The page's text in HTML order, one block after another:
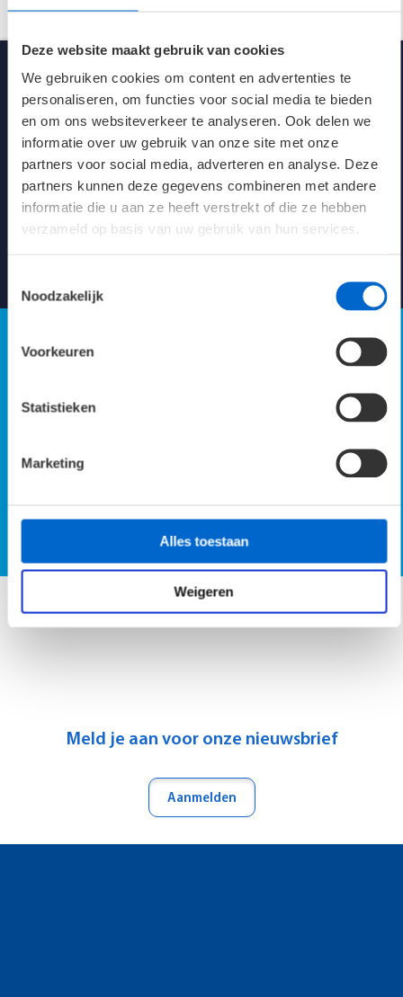
Deze website maakt gebruik van cookies
We gebruiken cookies om content en advertenties te
personaliseren, om functies voor social media te bieden
en om ons websiteverkeer te analyseren. Ook delen we
informatie over uw gebruik van onze site met onze
partners voor social media, adverteren en analyse. Deze
partners kunnen deze gegevens combineren met andere
informatie die u aan ze heeft verstrekt of die ze hebben
verzameld op basis van uw gebruik van hun services.
Noodzakelijk
Voorkeuren
Statistieken
Marketing
Alles toestaan
Weigeren
1500 x 102 x 84 mm
Klasse 1
Levensduur 25°C 67K L80/B10
energie-efficiëntie 125.9 LL/cW
Kennisbank verlichting
Meld je aan voor onze nieuwsbrief
Aanmelden